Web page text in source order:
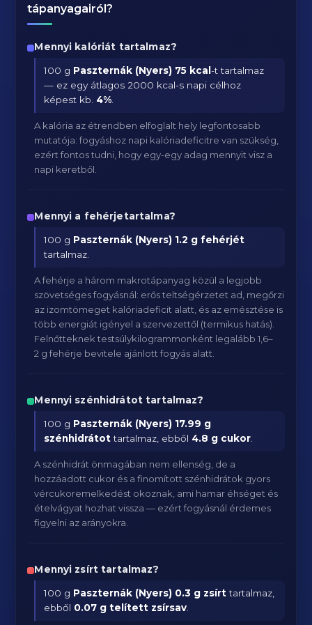
tápanyagairól?
Mennyi kalóriát tartalmaz?
100 g Paszternák (Nyers) 75 kcal-t tartalmaz
— ez egy átlagos 2000 kcal-s napi célhoz
képest kb. 4%
A kalória az étrendben elfoglalt hely legfontosabb
mutatója: fogyáshoz napi kalóriadeficitre van szükség,
ezért fontos tudni, hogy egy-egy adag mennyit visz a
napi keretből.
Mennyi a fehérjetartalma?
100 g Paszternák (Nyers) 1.2 g fehérjét
tartalmaz.
A fehérje a három makrotápanyag közül a legjobb
szövetséges fogyásnál: erős teltségérzetet ad, megőrzi
az izomtömeget kalóriadeficit alatt, és az emésztése is
több energiát igényel a szervezettől (termikus hatás).
Felnőtteknek testsúlykilogrammonként legalább 1,6–
2 g fehérje bevitele ajánlott fogyás alatt.
Mennyi szénhidrátot tartalmaz?
100 g Paszternák (Nyers) 17.99 g
szénhidrátottartalmaz, ebből 4.8 g cukor
A szénhidrát önmagában nem ellenség, de a
hozzáadott cukor és a finomított szénhidrátok gyors
vércukoremelkedést okoznak, ami hamar éhséget és
ételvágyat hozhat vissza — ezért fogyásnál érdemes
figyelni az arányokra.
Mennyi zsírt tartalmaz?
100 g Paszternák (Nyers) 0.3 g zsírttartalmaz,
ebből 0.07 g telített zsírsav